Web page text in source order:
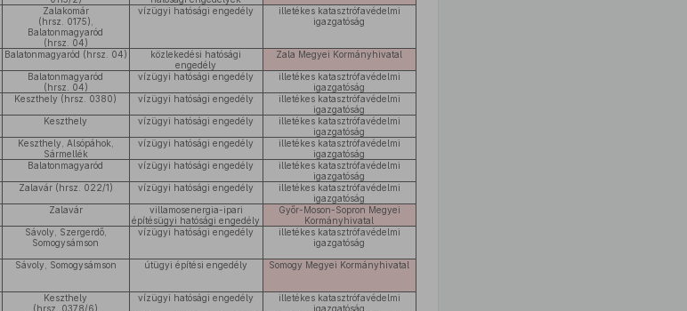
Zalakomár
(hrsz. 0175),
Balatonmagyaród
(hrsz. 04)
vízügyi hatósági engedély
illetékes katasztrófavédelmi
igazgatóság
Balatonmagyaród (hrsz. 04)
közlekedési hatósági
engedély
Zala Megyei Kormányhivatal
Balatonmagyaród
(hrsz. 04)
vízügyi hatósági engedély
illetékes katasztrófavédelmi
igazgatóság
Keszthely (hrsz. 0380) vízügyi hatósági engedély
illetékes katasztrófavédelmi
igazgatóság
Keszthely vízügyi hatósági engedély
illetékes katasztrófavédelmi
igazgatóság
Keszthely, Alsópáhok,
Sármellék
vízügyi hatósági engedély
illetékes katasztrófavédelmi
igazgatóság
Balatonmagyaród vízügyi hatósági engedély
illetékes katasztrófavédelmi
igazgatóság
Zalavár (hrsz. 022/1) vízügyi hatósági engedély
illetékes katasztrófavédelmi
igazgatóság
Zalavár
villamosenergia-ipari
építésügyi hatósági engedély
Győr-Moson-Sopron Megyei
Kormányhivatal
Sávoly, Szergerdő,
Somogysámson
vízügyi hatósági engedély
illetékes katasztrófavédelmi
igazgatóság
Sávoly, Somogysámson útügyi építési engedély Somogy Megyei Kormányhivatal
Keszthely
(hrsz. 0378/6)
vízügyi hatósági engedély
illetékes katasztrófavédelmi
igazgatóság